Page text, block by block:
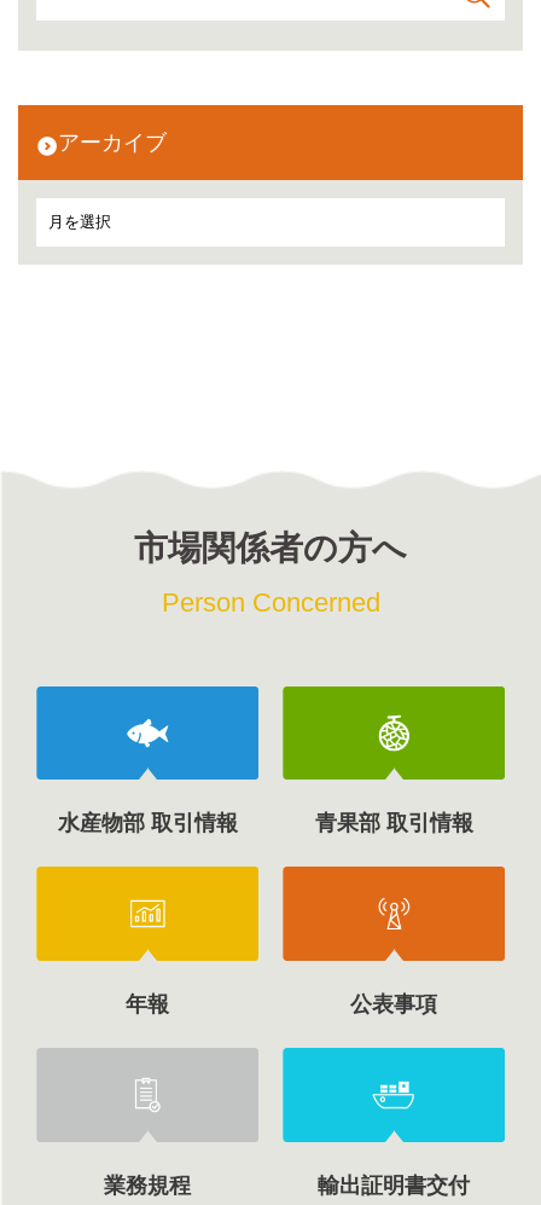
アーカイブ
市場関係者の方へ
Person Concerned
水産物部 取引情報 青果部 取引情報
年報 公表事項
業務規程 輸出証明書交付